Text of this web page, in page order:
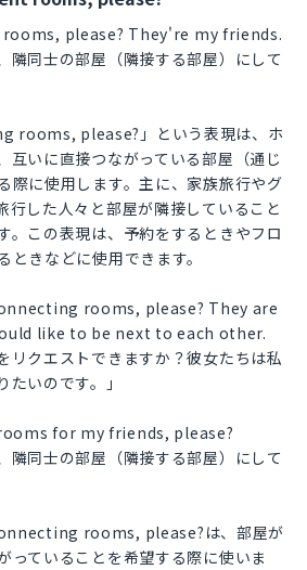
please? They're my friends.
隣同士の部屋（隣接する部屋）にして
rooms, please?」という表現は、ホ
互いに直接つながっている部屋（通じ
際に使用します。主に、家族旅行やグ
行した人々と部屋が隣接していること
。この表現は、予約をするときやフロ
ときなどに使用できます。
rooms, please? They are
like to be next to each other.
リクエストできますか？彼女たちは私
いのです。」
for my friends, please?
隣同士の部屋（隣接する部屋）にして
rooms, please?は、部屋が
っていることを希望する際に使いま